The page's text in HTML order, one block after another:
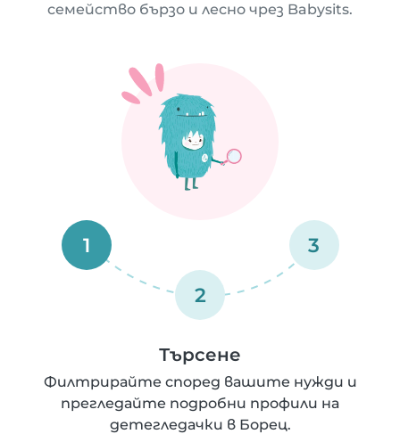
семейство бързо и лесно чрез Babysits.
1
2
3
Търсене
Филтрирайте според вашите нужди и
прегледайте подробни профили на
детегледачки в Борец.